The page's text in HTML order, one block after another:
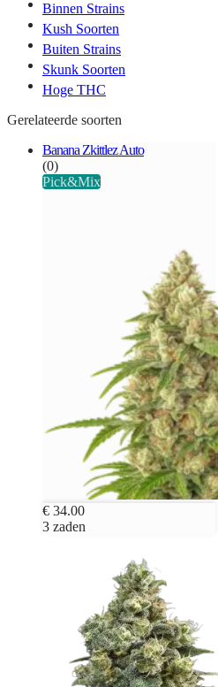
Binnen Strains
Kush Soorten
Buiten Strains
Skunk Soorten
Hoge THC
Gerelateerde soorten
Banana Zkittlez Auto
(0)
Pick&Mix
€ 34.00
3 zaden